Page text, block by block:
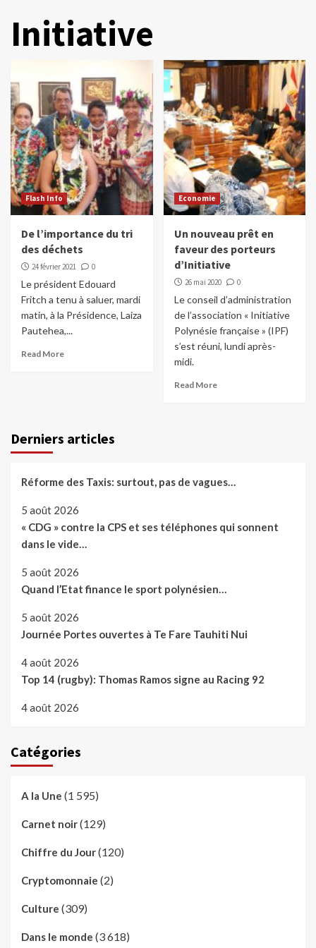
Initiative
Flash Info
De l’importance du tri
des déchets
24 février 2021 0
Le président Edouard
Fritch a tenu à saluer, mardi
matin, à la Présidence, Laiza
Pautehea,...
Read More
Economie
Un nouveau prêt en
faveur des porteurs
d’Initiative
26 mai 2020 0
Le conseil d’administration
de l’association « Initiative
Polynésie française » (IPF)
s’est réuni, lundi après-
midi.
Read More
Derniers articles
Réforme des Taxis: surtout, pas de vagues…
5 août 2026
« CDG » contre la CPS et ses téléphones qui sonnent
dans le vide…
5 août 2026
Quand l’Etat finance le sport polynésien…
5 août 2026
Journée Portes ouvertes à Te Fare Tauhiti Nui
4 août 2026
Top 14 (rugby): Thomas Ramos signe au Racing 92
4 août 2026
Catégories
A la Une (1 595)
Carnet noir(129)
Chiffre du Jour(120)
Cryptomonnaie (2)
Culture (309)
Dans le monde (3 618)